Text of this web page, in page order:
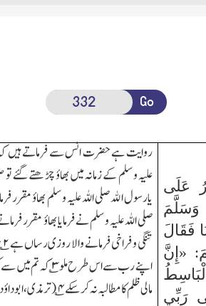
Go
عَلَى
وَسَلَّمَ
فَقَالَ
«إِنَّ
رَبِّي
روایت ہے حضرت انس سے فرماتے ہیں کہ
علیہ و سلم کے زمانہ میں بھاؤ چڑھتے گئے
یارسول اﷲ صلی اللہ علیہ و سلم بھاؤ مقرر
صلی اللہ علیہ و سلم نے فرمایا بھاؤ مقرر
تنگی و فراخی فرمانے والا روزی رساں ہے۲
اپنے رب سے اس طرح ملو۳؎ کہ تم میں
مالی ظلم کا مطالبہ نہ کرسکے۴